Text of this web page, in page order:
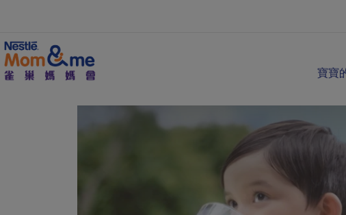
主
內
容
寶寶